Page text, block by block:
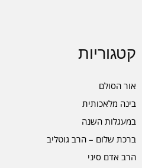
קטגוריות
אור הסולם
בינה מלאכותית
במעגלות השנה
ברכת שלום – הרב גוטליב
הרב אדם סיני